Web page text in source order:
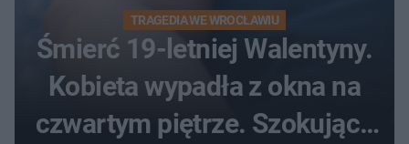
TRAGEDIA WE WROCŁAWIU
Śmierć 19-letniej Walentyny.
Kobieta wypadła z okna na
czwartym piętrze. Szokujące